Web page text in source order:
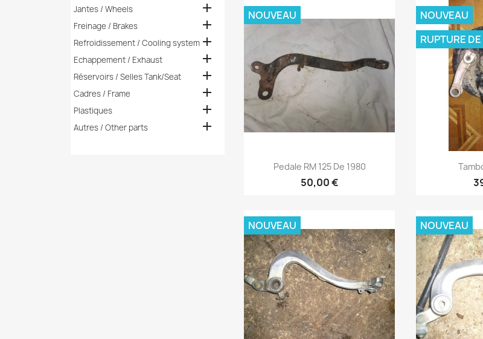
Jantes / Wheels 
Freinage / Brakes 
Refroidissement / Cooling system
Echappement / Exhaust 
Réservoirs / Selles Tank/Seat 
Cadres / Frame 
Plastiques 
Autres / Other parts 
Aperçu rapide
Pedale RM 125 De 1980
50,00 €
NOUVEAU

NOUVEAU
RUPTURE
NOUVEAU NOUVEAU